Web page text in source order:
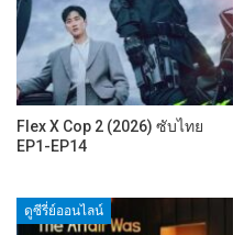
Flex X Cop 2 (2026) ซับไทย
EP1-EP14
ดูซีรี่ย์ออนไลน์